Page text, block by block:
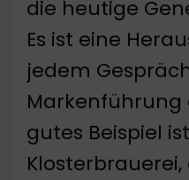
die heutige
Es ist eine
jedem
Markenführung
gutes Beispiel